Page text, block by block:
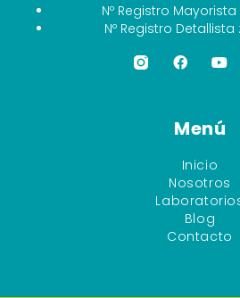
Nº Registro
Nº Registro Detallista
Menú
Inicio
Nosotros
Blog
Contacto